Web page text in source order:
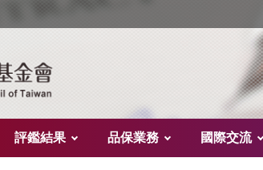
評鑑結果 品保業務 國際交流